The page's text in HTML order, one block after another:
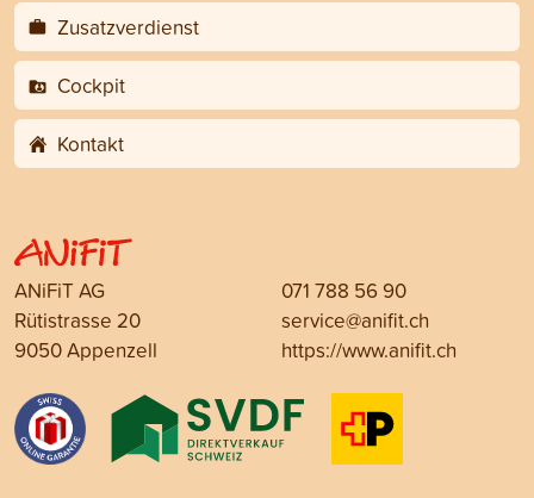
Zusatzverdienst
Cockpit
Kontakt
ANiFiT AG
Rütistrasse 20
9050 Appenzell
071 788 56 90
service@anifit.ch
https://www.anifit.ch